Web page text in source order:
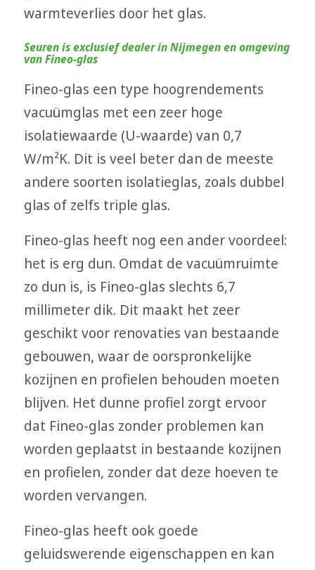
warmteverlies door het glas.
Seuren is exclusief dealer in Nijmegen en omgeving
van Fineo-glas
Fineo-glas een type hoogrendements
vacuümglas met een zeer hoge
isolatiewaarde (U-waarde) van 0,7
W/m²K. Dit is veel beter dan de meeste
andere soorten isolatieglas, zoals dubbel
glas of zelfs triple glas.
Fineo-glas heeft nog een ander voordeel:
het is erg dun. Omdat de vacuümruimte
zo dun is, is Fineo-glas slechts 6,7
millimeter dik. Dit maakt het zeer
geschikt voor renovaties van bestaande
gebouwen, waar de oorspronkelijke
kozijnen en profielen behouden moeten
blijven. Het dunne profiel zorgt ervoor
dat Fineo-glas zonder problemen kan
worden geplaatst in bestaande kozijnen
en profielen, zonder dat deze hoeven te
worden vervangen.
Fineo-glas heeft ook goede
geluidswerende eigenschappen en kan